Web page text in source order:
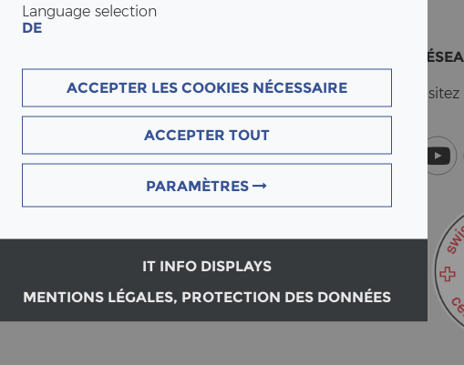
Language selection
DE
ACCEPTER LES COOKIES NÉCESSAIRE
ACCEPTER TOUT
PARAMÈTRES
IT INFO DISPLAYS
MENTIONS LÉGALES, PROTECTION DES DONNÉES
ERNE AG Holz­bau
Werk­stras­se 3
CH-5080 Lau­fen­burg
Tél : +41 (0)62 869 81 81